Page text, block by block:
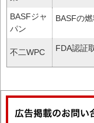
BASFジャ
パン
BASFの
不二WPC FDA認証